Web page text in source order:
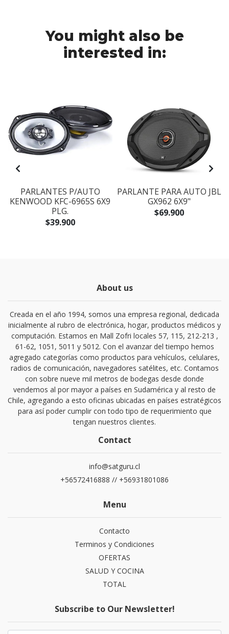
You might also be
interested in:
PARLANTES P/AUTO
KENWOOD KFC-6965S 6X9
PLG.
$39.900
PARLANTE PARA AUTO JBL
GX962 6X9"
$69.900
About us
Creada en el año 1994, somos una empresa regional, dedicada
inicialmente al rubro de electrónica, hogar, productos médicos y
computación. Estamos en Mall Zofri locales 57, 115, 212-213 ,
61-62, 1051, 5011 y 5012. Con el avanzar del tiempo hemos
agregado categorías como productos para vehículos, celulares,
radios de comunicación, navegadores satélites, etc. Contamos
con sobre nueve mil metros de bodegas desde donde
vendemos al por mayor a países en Sudamérica y al resto de
Chile, agregando a esto oficinas ubicadas en países estratégicos
para así poder cumplir con todo tipo de requerimiento que
tengan nuestros clientes.
Contact
info@satguru.cl
+56572416888 // +56931801086
Menu
Contacto
Terminos y Condiciones
OFERTAS
SALUD Y COCINA
TOTAL
Subscribe to Our Newsletter!